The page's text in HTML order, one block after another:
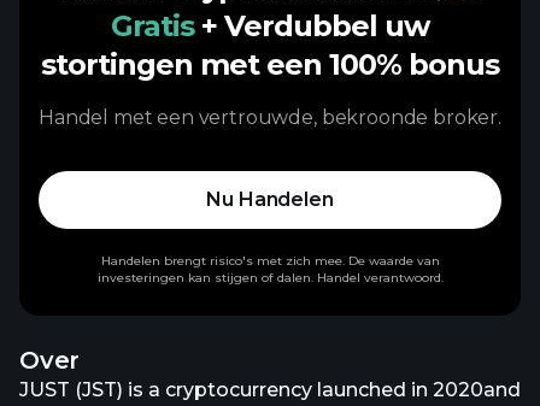
Over
JUST (JST) is a cryptocurrency launched in 2020and
Gratis + Verdubbel uw
stortingen met een 100% bonus
Handel met een vertrouwde, bekroonde broker.
Nu Handelen
Handelen brengt risico's met zich mee. De waarde van
investeringen kan stijgen of dalen. Handel verantwoord.